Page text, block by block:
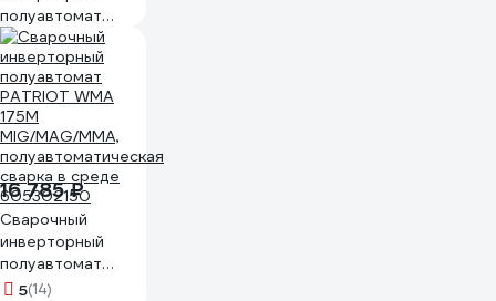
полуавтомат
Wester MIG-200i
MIG/MAG/MMA
40-200A 0.8-1.2
мм евроразъем
486281
16 785 ₽
Сварочный
инверторный
полуавтомат
PATRIOT WMA
5(14)